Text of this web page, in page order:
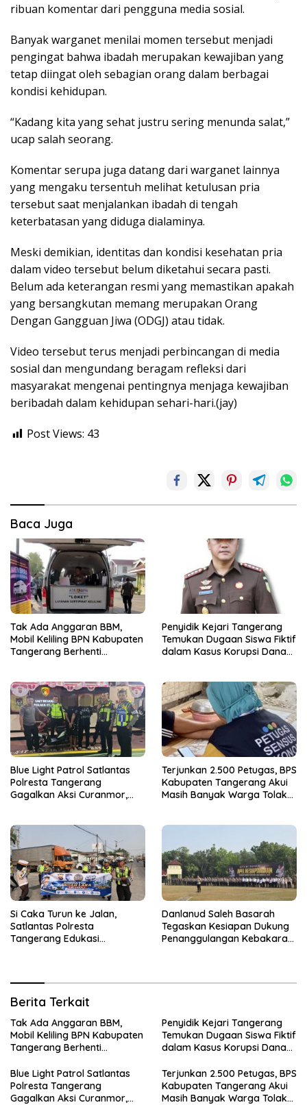
ribuan komentar dari pengguna media sosial.
Banyak warganet menilai momen tersebut menjadi
pengingat bahwa ibadah merupakan kewajiban yang
tetap diingat oleh sebagian orang dalam berbagai
kondisi kehidupan.
“Kadang kita yang sehat justru sering menunda salat,”
ucap salah seorang.
Komentar serupa juga datang dari warganet lainnya
yang mengaku tersentuh melihat ketulusan pria
tersebut saat menjalankan ibadah di tengah
keterbatasan yang diduga dialaminya.
Meski demikian, identitas dan kondisi kesehatan pria
dalam video tersebut belum diketahui secara pasti.
Belum ada keterangan resmi yang memastikan apakah
yang bersangkutan memang merupakan Orang
Dengan Gangguan Jiwa (ODGJ) atau tidak.
Video tersebut terus menjadi perbincangan di media
sosial dan mengundang beragam refleksi dari
masyarakat mengenai pentingnya menjaga kewajiban
beribadah dalam kehidupan sehari-hari.(jay)
Post Views: 43
Baca Juga
Tak Ada Anggaran BBM,
Mobil Keliling BPN Kabupaten
Tangerang Berhenti
Penyidik Kejari Tangerang
Temukan Dugaan Siswa Fiktif
dalam Kasus Korupsi Dana
Blue Light Patrol Satlantas
Polresta Tangerang
Gagalkan Aksi Curanmor,
Terjunkan 2.500 Petugas, BPS
Kabupaten Tangerang Akui
Masih Banyak Warga Tolak
Si Caka Turun ke Jalan,
Satlantas Polresta
Tangerang Edukasi
Danlanud Saleh Basarah
Tegaskan Kesiapan Dukung
Penanggulangan Kebakaran
Berita Terkait
Tak Ada Anggaran BBM,
Mobil Keliling BPN Kabupaten
Tangerang Berhenti
Penyidik Kejari Tangerang
Temukan Dugaan Siswa Fiktif
dalam Kasus Korupsi Dana
Blue Light Patrol Satlantas
Polresta Tangerang
Gagalkan Aksi Curanmor,
Terjunkan 2.500 Petugas, BPS
Kabupaten Tangerang Akui
Masih Banyak Warga Tolak